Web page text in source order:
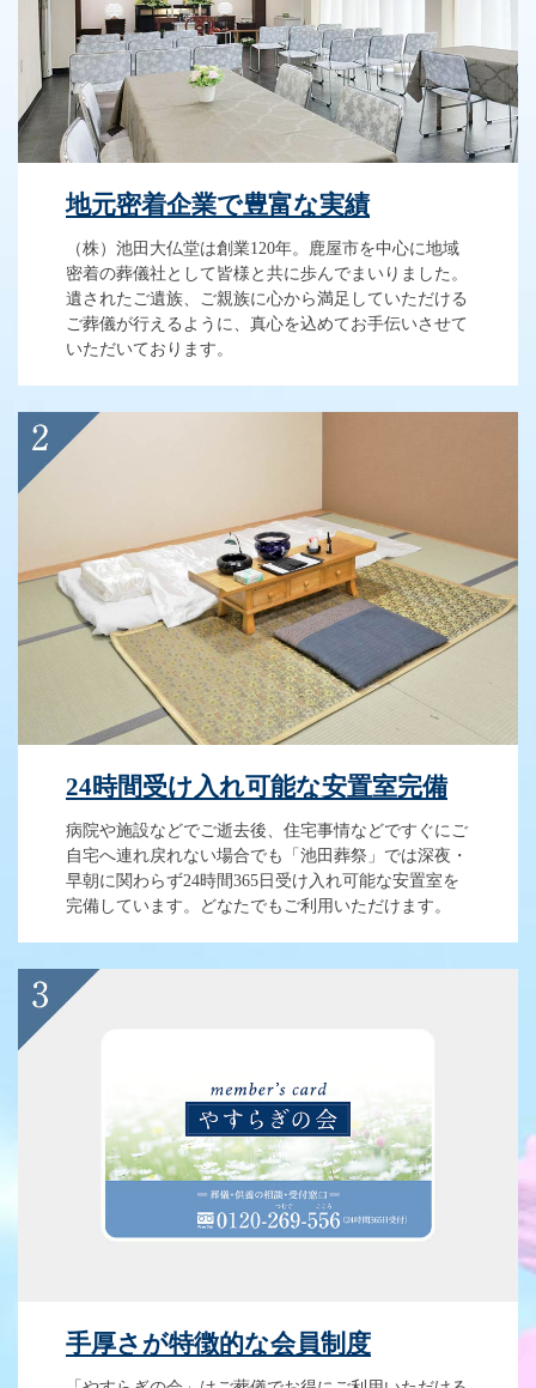
地元密着企業で豊富な実績
（株）池田大仏堂は創業120年。鹿屋市を中心に地域
密着の葬儀社として皆様と共に歩んでまいりました。
遺されたご遺族、ご親族に心から満足していただける
ご葬儀が行えるように、真心を込めてお手伝いさせて
いただいております。
24時間受け入れ可能な安置室完備
病院や施設などでご逝去後、住宅事情などですぐにご
自宅へ連れ戻れない場合でも「池田葬祭」では深夜・
早朝に関わらず24時間365日受け入れ可能な安置室を
完備しています。どなたでもご利用いただけます。
手厚さが特徴的な会員制度